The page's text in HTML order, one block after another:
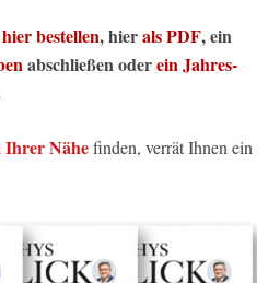
hier bestellen, hierals PDF, ein
abschließen oderein Jahres-
Ihrer Nähefinden, verrät Ihnen ein